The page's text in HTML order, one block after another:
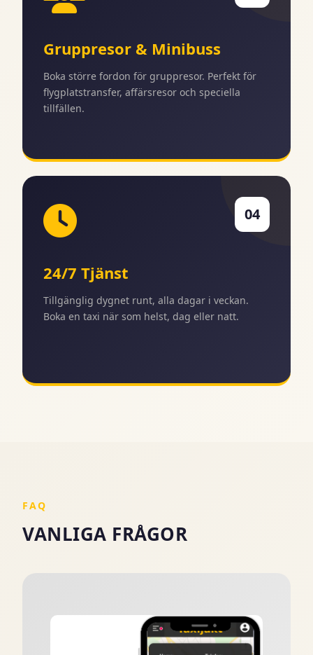
Gruppresor & Minibuss
Boka större fordon för gruppresor. Perfekt för
flygplatstransfer, affärsresor och speciella
tillfällen.
04
24/7 Tjänst
Tillgänglig dygnet runt, alla dagar i veckan.
Boka en taxi när som helst, dag eller natt.
FAQ
VANLIGA FRÅGOR